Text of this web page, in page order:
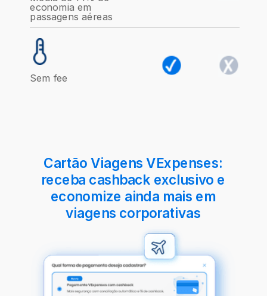
Cartão Viagens VExpenses:
receba cashback exclusivo e
economize ainda mais em
viagens corporativas
economia em
passagens aéreas
Sem fee